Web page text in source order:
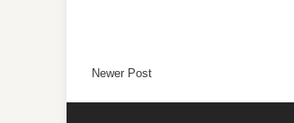
Newer Post